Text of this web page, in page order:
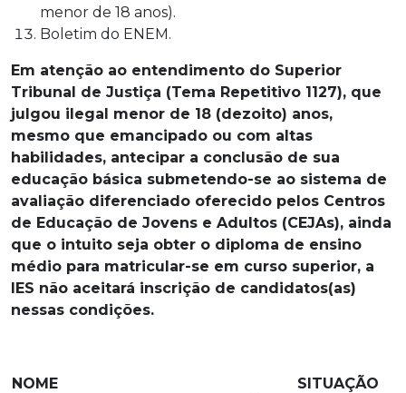
menor de 18 anos).
Boletim do ENEM.
Em atenção ao entendimento do Superior
Tribunal de Justiça (Tema Repetitivo 1127), que
julgou ilegal menor de 18 (dezoito) anos,
mesmo que emancipado ou com altas
habilidades, antecipar a conclusão de sua
educação básica submetendo-se ao sistema de
avaliação diferenciado oferecido pelos Centros
de Educação de Jovens e Adultos (CEJAs), ainda
que o intuito seja obter o diploma de ensino
médio para matricular-se em curso superior, a
IES não aceitará inscrição de candidatos(as)
nessas condições.
NOME
SITUAÇÃO